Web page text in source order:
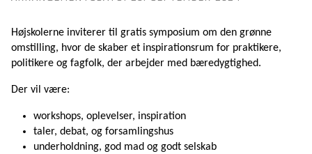
Højskolerne inviterer til gratis symposium om den grønne
omstilling, hvor de skaber et inspirationsrum for praktikere,
politikere og fagfolk, der arbejder med bæredygtighed.
Der vil være:
workshops, oplevelser, inspiration
taler, debat, og forsamlingshus
underholdning, god mad og godt selskab